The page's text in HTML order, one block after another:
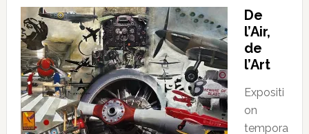
De
l’Air,
de
l’Art
Expositi
on
tempora